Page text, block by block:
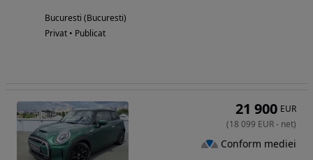
Bucuresti (Bucuresti)
Privat • Publicat
21 900 EUR
(18 099 EUR- net)
Conform mediei